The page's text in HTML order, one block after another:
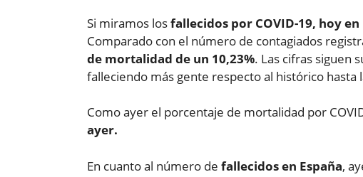
Si miramos losfallecidos por COVID-19, hoy
Comparado con el número de contagiados
de mortalidad de un 10,23%. Las cifras siguen
falleciendo más gente respecto al histórico hasta
Como ayer el porcentaje de mortalidad por
ayer.
En cuanto al número de fallecidos en España,